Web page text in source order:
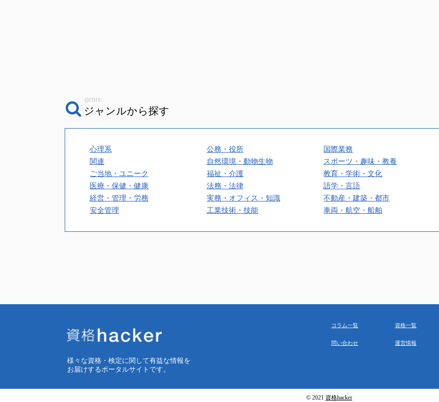
ジャンルから探す
genre
心理系 公務・役所 国際業務
関連
自然環境・動物生物 スポーツ・趣味・教養
ご当地・ユニーク
福祉・介護 教育・学術・文化
医療・保健・健康
法務・法律 語学・言語
経営・管理・労務
実務・オフィス・知識 不動産・建築・都市
安全管理
工業技術・技能 車両・航空・船舶
様々な資格・検定に関して有益な情報を
お届けするポータルサイトです。
コラム一覧 資格一覧
問い合わせ 運営情報
© 2021 資格hacker